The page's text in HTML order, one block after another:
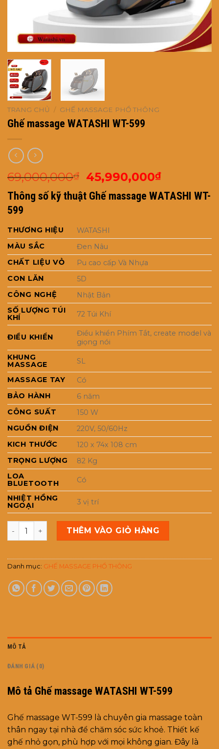
TRANG CHỦ / GHẾ MASSAGE PHỔ THÔNG
Ghế massage WATASHI WT-599
69,000,000₫
Giá
gốc
là:
45,990,000₫Giá
hiện
tại
Thông số kỹ thuật Ghế massage WATASHI WT-
599
THƯƠNG HIỆU
WATASHI
MÀU SẮC
Đen Nâu
CHẤT LIỆU VỎ
Pu cao cấp Và Nhựa
CON LĂN
5D
CÔNG NGHỆ
Nhật Bản
SỐ LƯỢNG TÚI
KHÍ
72 Túi Khí
ĐIỀU KHIỂN
Điều khiển Phím Tắt, create model và
giọng nói
KHUNG
MASSAGE
SL
MASSAGE TAY
Có
BẢO HÀNH
6 năm
CÔNG SUẤT
150 W
NGUỒN ĐIỆN
220V, 50/60Hz
KICH THƯỚC
120 x 74x 108 cm
TRỌNG LƯỢNG
82 Kg
LOA
BLUETOOTH
Có
NHIỆT HỒNG
NGOẠI
3 vị trí
Ghế massage WATASHI WT-599 số lượng
THÊM VÀO GIỎ HÀNG
Danh mục: GHẾ MASSAGE PHỔ THÔNG
MÔ TẢ
ĐÁNH GIÁ (0)
Mô tả Ghế massage WATASHI WT-599
Ghế massage WT-599 là chuyên gia massage toàn
thân ngay tại nhà để chăm sóc sức khoẻ. Thiết kế
ghế nhỏ gọn, phù hợp với mọi không gian. Đây là